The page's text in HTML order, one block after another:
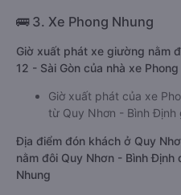
🚌 3. Xe Phong Nhung
Giờ xuất phát xe giường nằm
12 - Sài Gòn của nhà xe
Giờ xuất phát của xe
từ Quy Nhơn - Bình Định
Địa điểm đón khách ở Quy
nằm đôi Quy Nhơn - Bình Định
Nhung